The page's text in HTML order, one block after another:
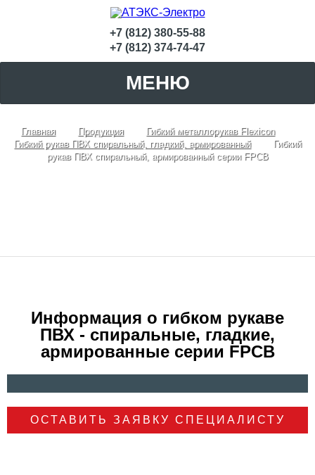
+7 (812) 380-55-88
+7 (812) 374-74-47
МЕНЮ
Главная Продукция
Гибкий металлорукав Flexicon
Гибкий рукав ПВХ спиральный, гладкий, армированный
Гибкий
рукав ПВХ спиральный, армированный серии FPCB
Информация о гибком рукаве
ПВХ - спиральные, гладкие,
армированные серии FPCB
ОСТАВИТЬ ЗАЯВКУ СПЕЦИАЛИСТУ